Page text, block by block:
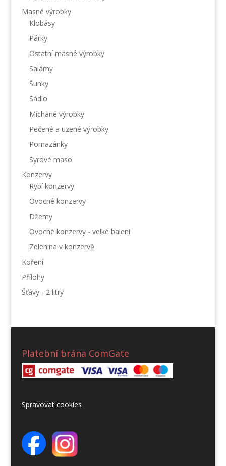
Masné výrobky
Klobásy
Párky
Ostatní masné výrobky
Salámy
Šunky
Sádlo
Míchané výrobky
Pečené a uzené výrobky
Pomazánky
Syrové maso
Konzervy
Rybí konzervy
Ovocné konzervy
Džemy
Ovocné konzervy - velké balení
Zelenina v konzervě
Koření
Přílohy
Šťávy - 2 litry
Platební brána ComGate
Spravovat cookies